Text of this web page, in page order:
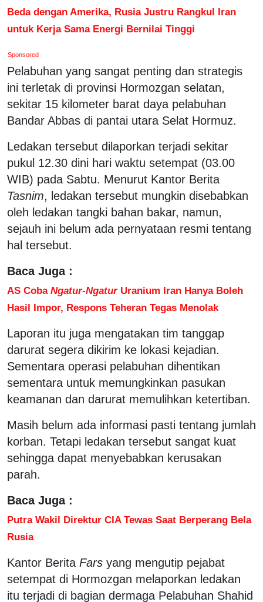
Beda dengan Amerika, Rusia Justru Rangkul Iran
untuk Kerja Sama Energi Bernilai Tinggi
Sponsored
Pelabuhan yang sangat penting dan strategis
ini terletak di provinsi Hormozgan selatan,
sekitar 15 kilometer barat daya pelabuhan
Bandar Abbas di pantai utara Selat Hormuz.
Ledakan tersebut dilaporkan terjadi sekitar
pukul 12.30 dini hari waktu setempat (03.00
WIB) pada Sabtu. Menurut Kantor Berita
Tasnim, ledakan tersebut mungkin disebabkan
oleh ledakan tangki bahan bakar, namun,
sejauh ini belum ada pernyataan resmi tentang
hal tersebut.
Baca Juga :
AS Coba Ngatur-NgaturUranium Iran Hanya Boleh
Hasil Impor, Respons Teheran Tegas Menolak
Laporan itu juga mengatakan tim tanggap
darurat segera dikirim ke lokasi kejadian.
Sementara operasi pelabuhan dihentikan
sementara untuk memungkinkan pasukan
keamanan dan darurat memulihkan ketertiban.
Masih belum ada informasi pasti tentang jumlah
korban. Tetapi ledakan tersebut sangat kuat
sehingga dapat menyebabkan kerusakan
parah.
Baca Juga :
Putra Wakil Direktur CIA Tewas Saat Berperang Bela
Rusia
Kantor Berita Fars yang mengutip pejabat
setempat di Hormozgan melaporkan ledakan
itu terjadi di bagian dermaga Pelabuhan Shahid